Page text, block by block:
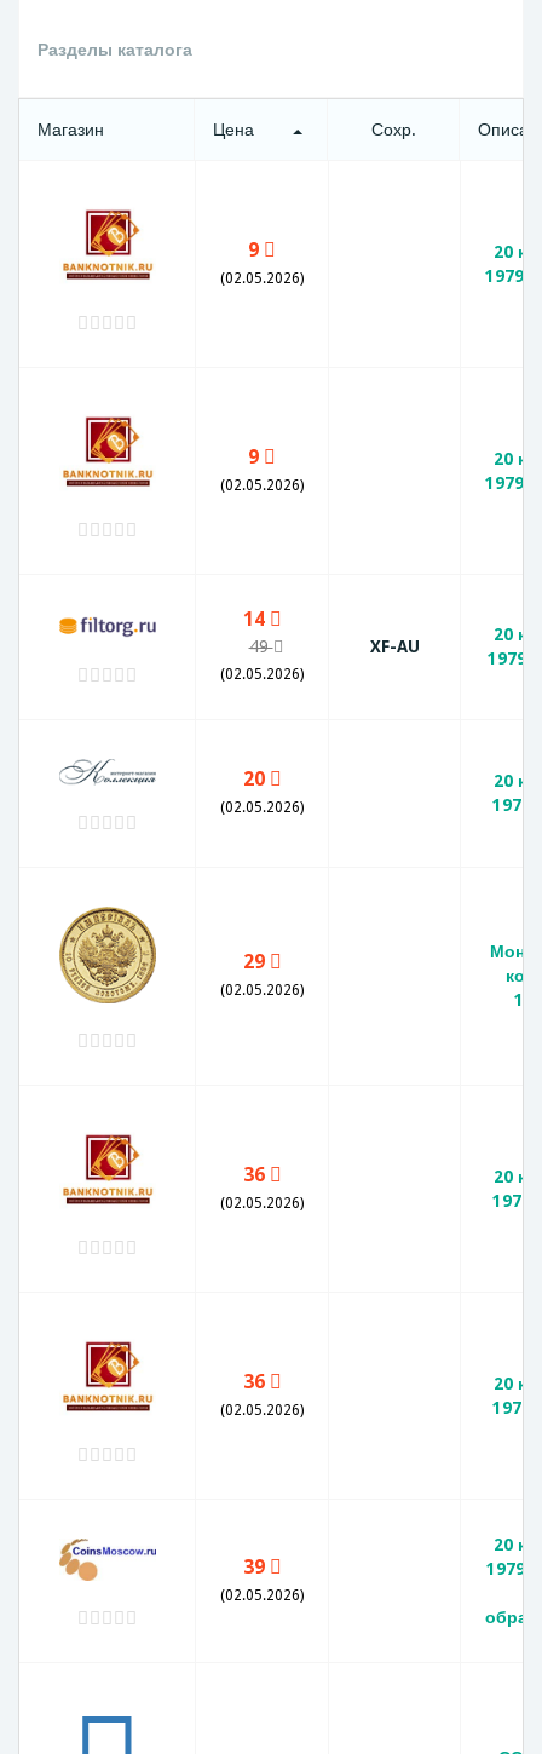
Разделы каталога
Магазин Цена Сохр.
9
(02.05.2026)
20
1979
9
(02.05.2026)
20
1979
14
49
(02.05.2026)
XF-AU
20
1979
20
(02.05.2026)
20
1979
29
(02.05.2026)
36
(02.05.2026)
20
1979
36
(02.05.2026)
20
1979
39
(02.05.2026)
20
1979